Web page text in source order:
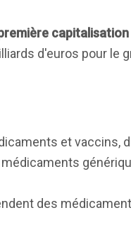
capitalisation
d'euros pour le
et vaccins,
des